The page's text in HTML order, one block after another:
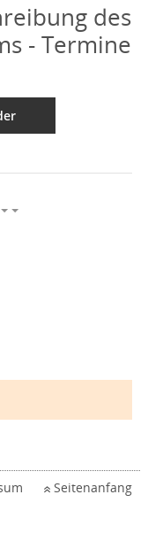
des
- Termine
Seitenanfang